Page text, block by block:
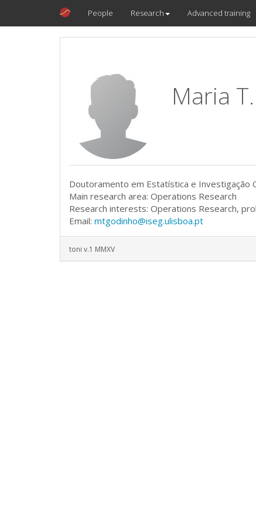
People Research Advanced training
Maria
Doutoramento em Estatística e Investigação
Main research area: Operations Research
Research interests: Operations Research,
Email: mtgodinho@iseg.ulisboa.pt
toni v.1 MMXV